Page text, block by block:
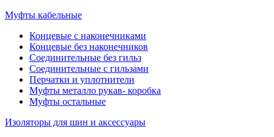
Муфты кабельные
Концевые с наконечниками
Концевые без наконечников
Соединительные без гильз
Соединительные с гильзами
Перчатки и уплотнители
Муфты металло рукав- коробка
Муфты остальные
Изоляторы для шин и аксессуары